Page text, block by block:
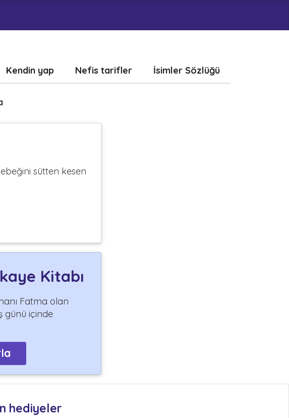
Kendin yap Nefis tarifler İsimler Sözlüğü
sütten kesen
Kitabı
Fatma olan
günü içinde
hediyeler